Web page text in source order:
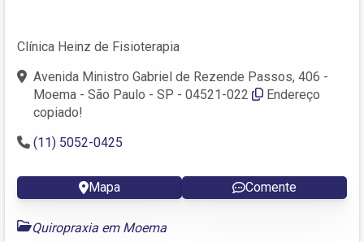
Clínica Heinz de Fisioterapia
Avenida Ministro Gabriel de Rezende Passos, 406 -
Moema - São Paulo - SP - 04521-022
Endereço
copiado!
(11) 5052-0425
Mapa Comente
Quiropraxia em Moema